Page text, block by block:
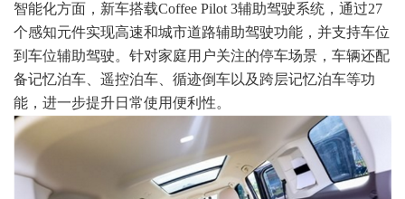
智能化方面，新车搭载Coffee Pilot 3辅助驾驶系统，通过27
个感知元件实现高速和城市道路辅助驾驶功能，并支持车位
到车位辅助驾驶。针对家庭用户关注的停车场景，车辆还配
备记忆泊车、遥控泊车、循迹倒车以及跨层记忆泊车等功
能，进一步提升日常使用便利性。